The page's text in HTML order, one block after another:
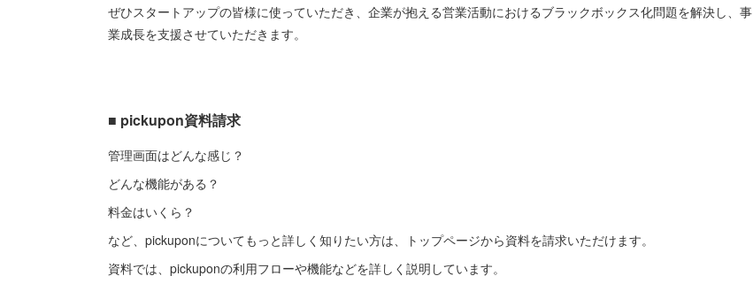
ぜひスタートアップの皆様に使っていただき、企業が抱える営業活動におけるブラックボックス化問題を解決し、事
業成長を支援させていただきます。
■ pickupon資料請求
管理画面はどんな感じ？
どんな機能がある？
料金はいくら？
など、pickuponについてもっと詳しく知りたい方は、トップページから資料を請求いただけます。
資料では、pickuponの利用フローや機能などを詳しく説明しています。